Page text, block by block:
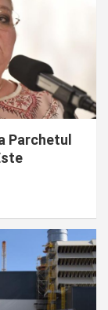
Parchetul